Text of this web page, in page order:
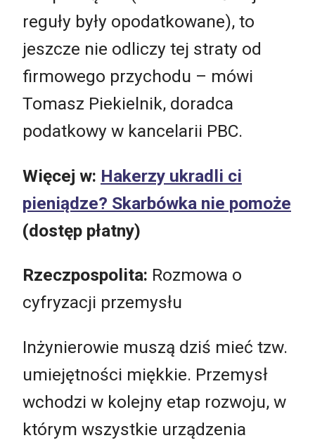
reguły były opodatkowane), to
jeszcze nie odliczy tej straty od
firmowego przychodu – mówi
Tomasz Piekielnik, doradca
podatkowy w kancelarii PBC.
Więcej w: Hakerzy ukradli ci
pieniądze? Skarbówka nie pomoże
(dostęp płatny)
Rzeczpospolita: Rozmowa o
cyfryzacji przemysłu
Inżynierowie muszą dziś mieć tzw.
umiejętności miękkie. Przemysł
wchodzi w kolejny etap rozwoju, w
którym wszystkie urządzenia